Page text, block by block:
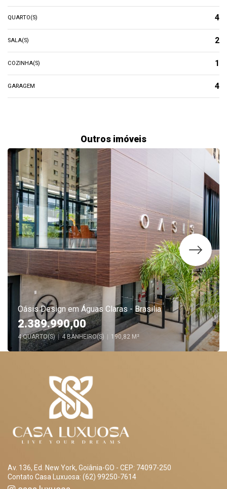
QUARTO(S) 4
SALA(S) 2
COZINHA(S) 1
GARAGEM 4
Outros imóveis
Oásis Design em Águas Claras - Brasilia
2.389.990,00
4 QUARTO(S) | 4 BANHEIRO(S) 190,82 M²
Av. 136, Ed. New York, Goiânia-GO - CEP: 74097-250
Contato Casa Luxuosa: (62) 99250-7614